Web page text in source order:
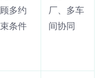
顾多约
束条件
厂、多车
间协同